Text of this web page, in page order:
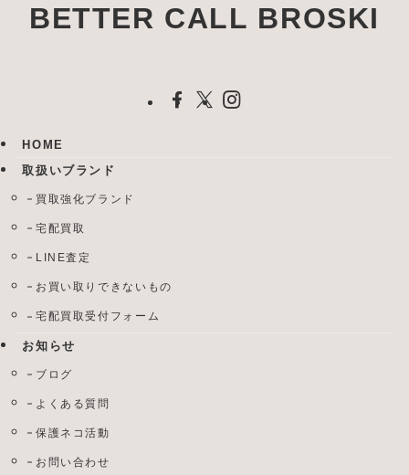
BETTER CALL BROSKI
HOME
取扱いブランド
買取強化ブランド
宅配買取
LINE査定
お買い取りできないもの
宅配買取受付フォーム
お知らせ
ブログ
よくある質問
保護ネコ活動
お問い合わせ